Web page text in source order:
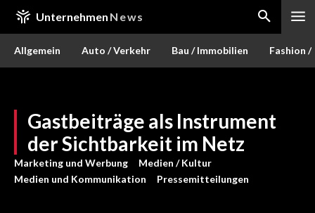
Unternehmen News
Allgemein Auto / Verkehr Bau / Immobilien Fashion /
Gastbeiträge als Instrument
der Sichtbarkeit im Netz
Marketing und Werbung
Medien / Kultur
Medien und Kommunikation
Pressemitteilungen